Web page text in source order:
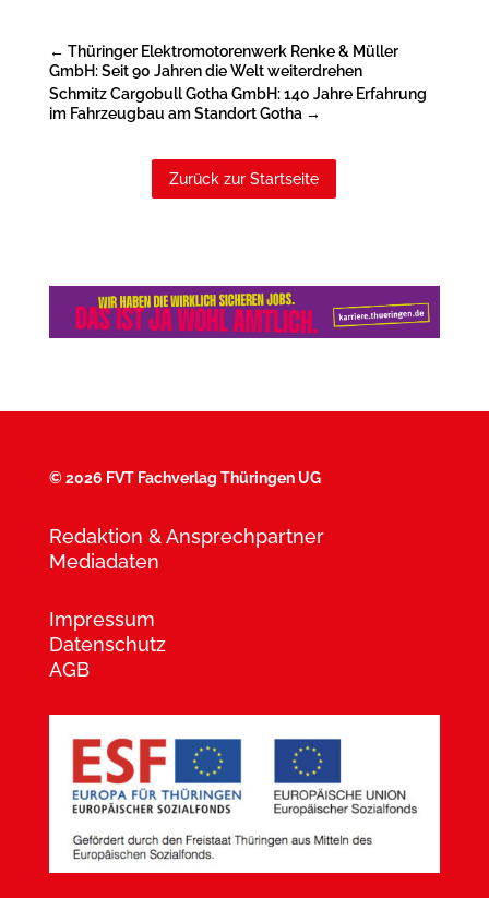
← Thüringer Elektromotorenwerk Renke & Müller
GmbH: Seit 90 Jahren die Welt weiterdrehen
Schmitz Cargobull Gotha GmbH: 140 Jahre Erfahrung
im Fahrzeugbau am Standort Gotha→
Zurück zur Startseite
©2026 FVT Fachverlag Thüringen UG
Redaktion & Ansprechpartner
Mediadaten
Impressum
Datenschutz
AGB